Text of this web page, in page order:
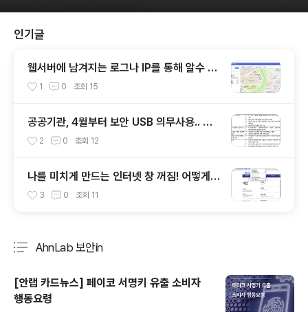
인기글
웹서버에 남겨지는 로그나 IP를 통해 알수 있
는 것들
1 0 조회 15
공공기관, 4월부터 보안 USB 의무사용.. 보
안 USB에 대해 알아봅시다
2 0 조회 12
나를 미치게 만드는 인터넷 창 꺼짐! 어떻게
해결할까?
3 0 조회 11
AhnLab 보안in
[안랩 카드뉴스] 페이코 서명키 유출 소비자
행동요령